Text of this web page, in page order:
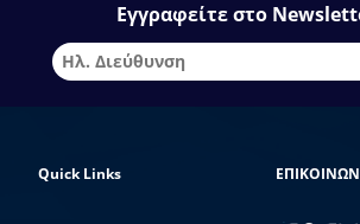
Εγγραφείτε στο
Quick Links